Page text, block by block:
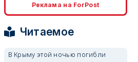
проект застройки центра
Реклама на ForPost
Читаемое
В Крыму этой ночью погибли